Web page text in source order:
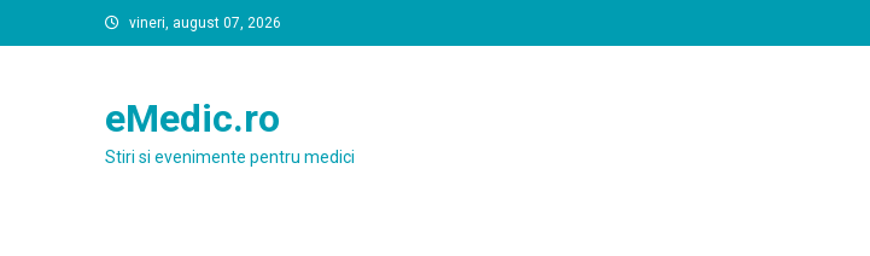
to
vineri, august 07, 2026
eMedic.ro
Stiri si evenimente pentru medici